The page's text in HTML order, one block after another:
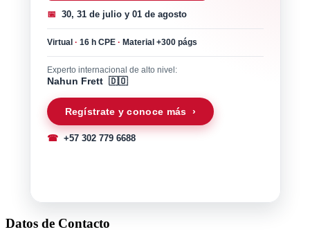
📅 30, 31 de julio y 01 de agosto
Virtual · 16 h CPE · Material +300 págs
Experto internacional de alto nivel:
Nahun Frett 🇩🇴
Regístrate y conoce más ›
☎+57 302 779 6688
Datos de Contacto